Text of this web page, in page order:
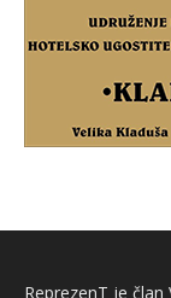
ReprezenT je